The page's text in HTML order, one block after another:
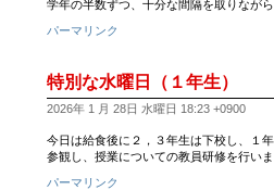
学年の半数ずつ、十分な間隔を取りなが
パーマリンク
特別な水曜日（１年生）
2026年 1 月 28日 水曜日 18:23 +0900
今日は給食後に２，３年生は下校し、１
参観し、授業についての教員研修を行い
パーマリンク